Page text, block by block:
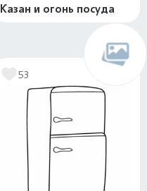
Казан и огонь посуда
53